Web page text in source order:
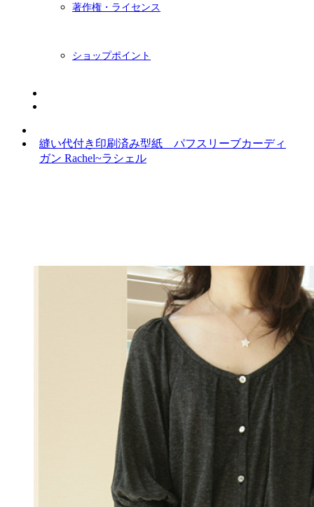
著作権・ライセンス
ショップポイント
縫い代付き印刷済み型紙 パフスリーブカーディ
ガン Rachel~ラシェル